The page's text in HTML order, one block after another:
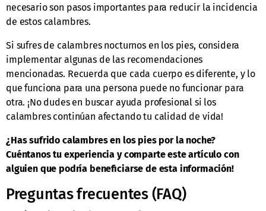
necesario son pasos importantes para reducir la incidencia
de estos calambres.
Si sufres de calambres nocturnos en los pies, considera
implementar algunas de las recomendaciones
mencionadas. Recuerda que cada cuerpo es diferente, y lo
que funciona para una persona puede no funcionar para
otra. ¡No dudes en buscar ayuda profesional si los
calambres continúan afectando tu calidad de vida!
¿Has sufrido calambres en los pies por la noche?
Cuéntanos tu experiencia y comparte este artículo con
alguien que podría beneficiarse de esta información!
Preguntas frecuentes (FAQ)